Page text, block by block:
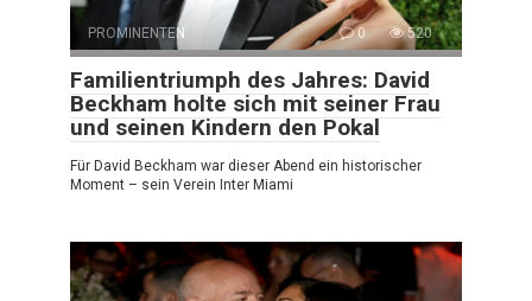
PROMINENTEN 0 520
Familientriumph des Jahres: David
Beckham holte sich mit seiner Frau
und seinen Kindern den Pokal
Für David Beckham war dieser Abend ein historischer
Moment – sein Verein Inter Miami